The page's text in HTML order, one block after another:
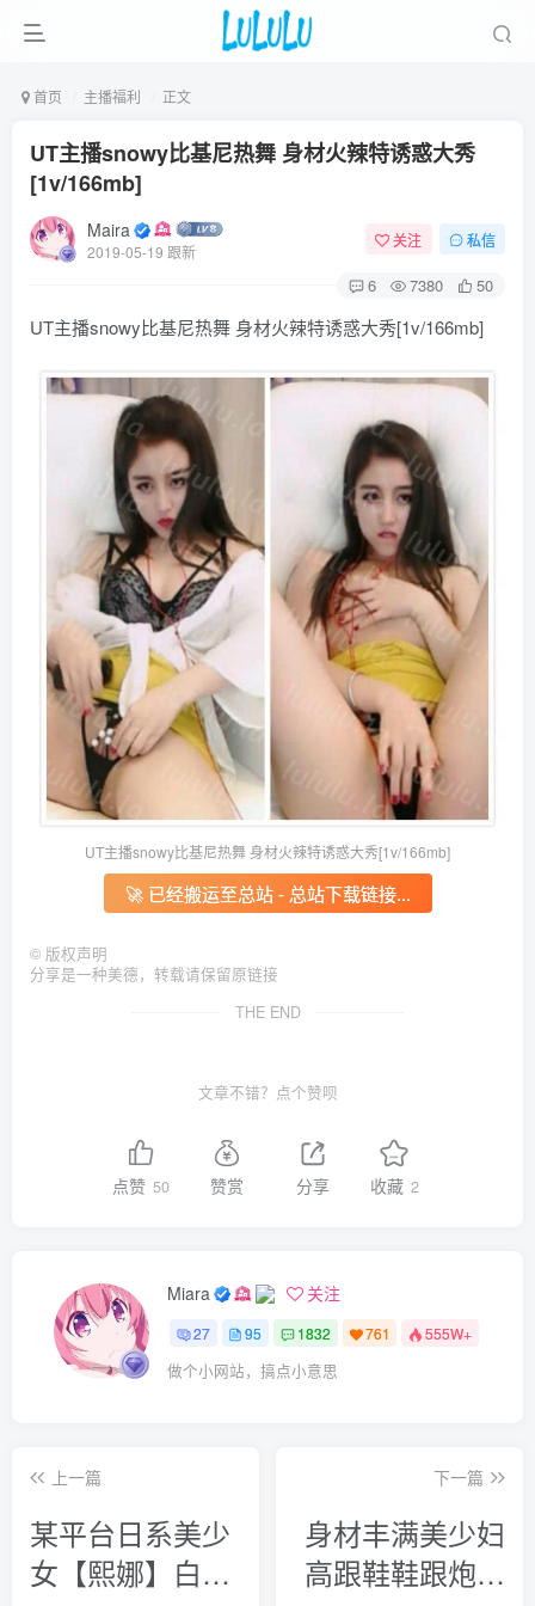
首页 主播福利 正文
UT主播snowy比基尼热舞 身材火辣特诱惑大秀
[1v/166mb]
Maira
2019-05-19 跟新
关注 私信
6 7380 50
UT主播snowy比基尼热舞 身材火辣特诱惑大秀[1v/166mb]
UT主播snowy比基尼热舞 身材火辣特诱惑大秀[1v/166mb]
🚀 已经搬运至总站 - 总站下载链接...
© 版权声明
分享是一种美德，转载请保留原链接
THE END
文章不错？点个赞呗
点赞 50 赞赏 分享 收藏 2
Miara 关注
27 95 1832 761 555W+
做个小网站，搞点小意思
上一篇
某平台日系美少
女【熙娜】白虎
下一篇
身材丰满美少妇
高跟鞋鞋跟炮机